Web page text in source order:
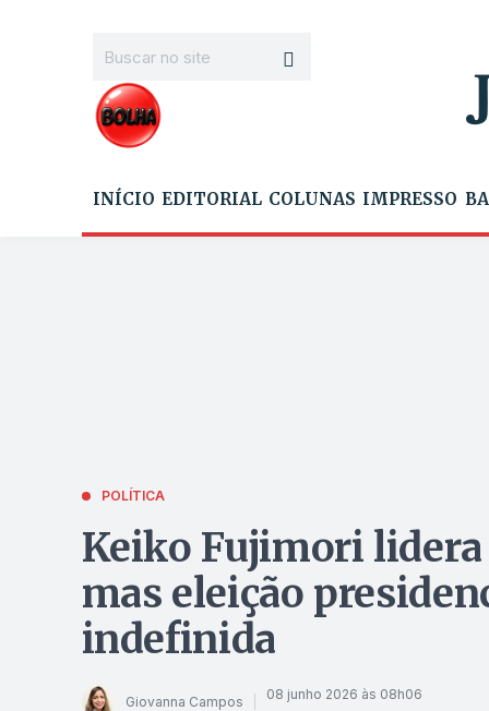
INÍCIO EDITORIAL COLUNAS IMPRESSO
POLÍTICA
Keiko Fujimori lidera
mas eleição
indefinida
Giovanna Campos 08 junho 2026 às 08h06